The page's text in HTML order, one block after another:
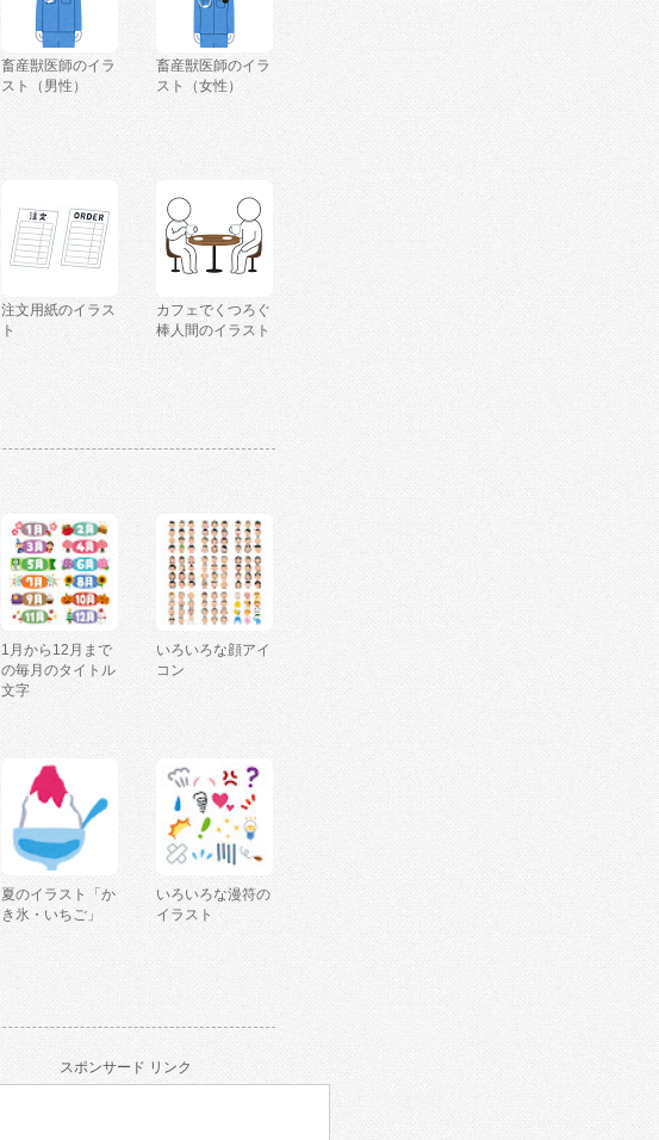
畜産獣医師のイラ
スト（男性）
畜産獣医師のイラ
スト（女性）
注文用紙のイラス
ト
カフェでくつろぐ
棒人間のイラスト
1月から12月まで
の毎月のタイトル
文字
いろいろな顔アイ
コン
夏のイラスト「か
き氷・いちご」
いろいろな漫符の
イラスト
スポンサード リンク